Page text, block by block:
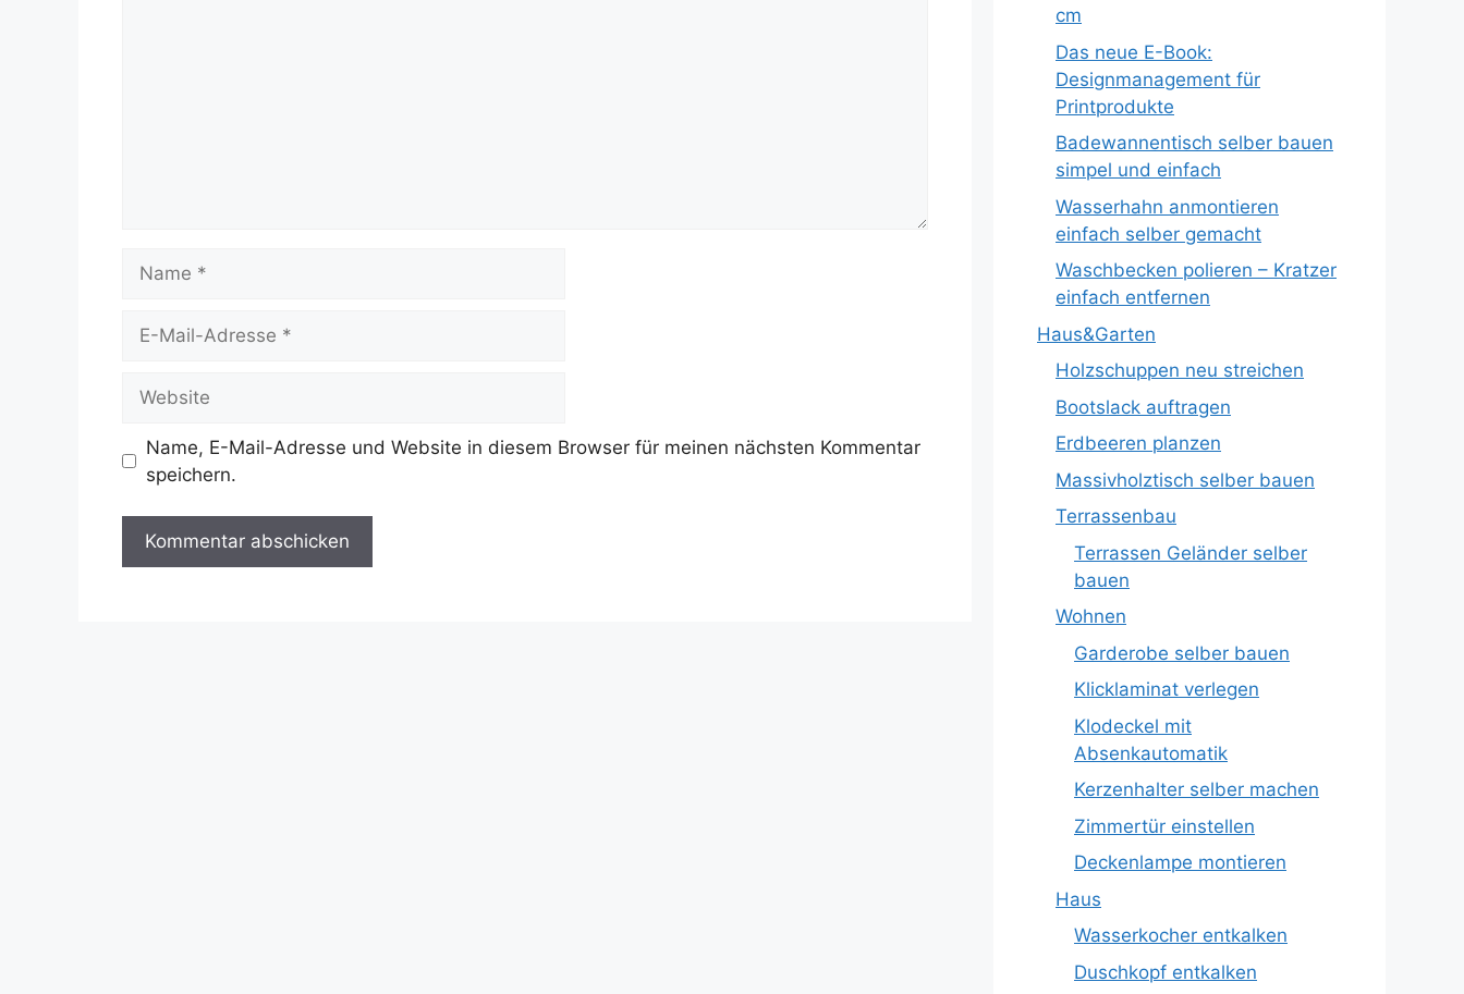
Mail-
Name, E-Mail-Adresse und Website in diesem Browser für meinen nächsten Kommentar
speichern.
cm
Das neue E-Book:
Designmanagement für
Printprodukte
Badewannentisch selber bauen
simpel und einfach
Wasserhahn anmontieren
einfach selber gemacht
Waschbecken polieren – Kratzer
einfach entfernen
Haus&Garten
Holzschuppen neu streichen
Bootslack auftragen
Erdbeeren planzen
Massivholztisch selber bauen
Terrassenbau
Terrassen Geländer selber
bauen
Wohnen
Garderobe selber bauen
Klicklaminat verlegen
Klodeckel mit
Absenkautomatik
Kerzenhalter selber machen
Zimmertür einstellen
Deckenlampe montieren
Haus
Wasserkocher entkalken
Duschkopf entkalken